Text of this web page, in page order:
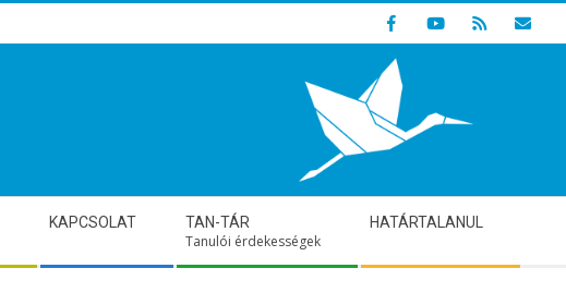
Indulunk! Hamarosan újraindul oldalunk!
KAPCSOLAT TAN-TÁR
Tanulói érdekességek
HATÁRTALANUL